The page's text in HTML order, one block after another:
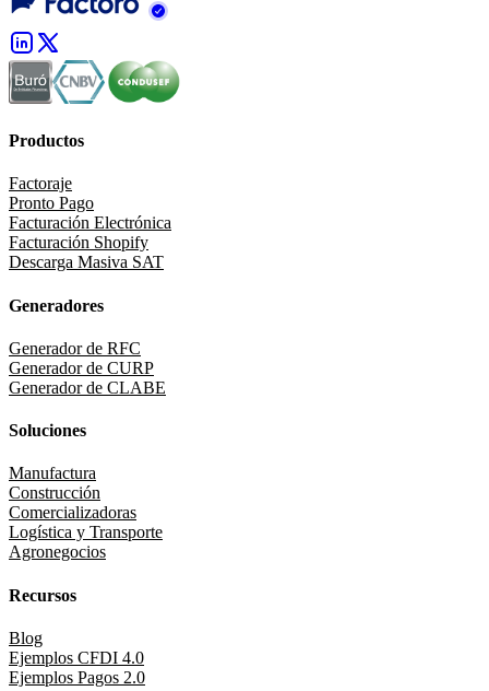
Productos
Factoraje
Pronto Pago
Facturación Electrónica
Facturación Shopify
Descarga Masiva SAT
Generadores
Generador de RFC
Generador de CURP
Generador de CLABE
Soluciones
Manufactura
Construcción
Comercializadoras
Logística y Transporte
Agronegocios
Recursos
Blog
Ejemplos CFDI 4.0
Ejemplos Pagos 2.0